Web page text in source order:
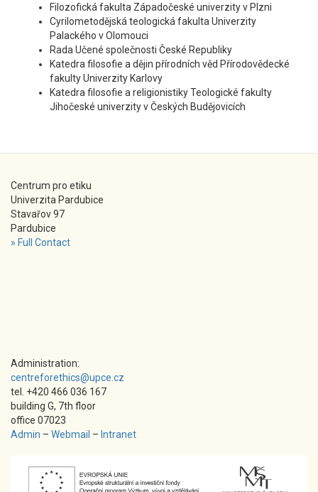
Filozofická fakulta Západočeské univerzity v Plzni
Cyrilometodějská teologická fakulta Univerzity
Palackého v Olomouci
Rada Učené společnosti České Republiky
Katedra filosofie a dějin přírodních věd Přírodovědecké
fakulty Univerzity Karlovy
Katedra filosofie a religionistiky Teologické fakulty
Jihočeské univerzity v Českých Budějovicích
Centrum pro etiku
Univerzita Pardubice
Stavařov 97
Pardubice
» Full Contact
Administration:
centreforethics@upce.cz
tel. +420 466 036 167
building G, 7th floor
office 07023
Admin – Webmail – Intranet